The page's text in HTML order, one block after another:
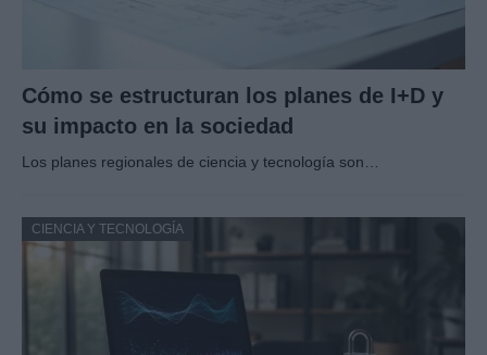
Cómo se estructuran los planes de I+D y
su impacto en la sociedad
Los planes regionales de ciencia y tecnología son…
CIENCIA Y TECNOLOGÍA